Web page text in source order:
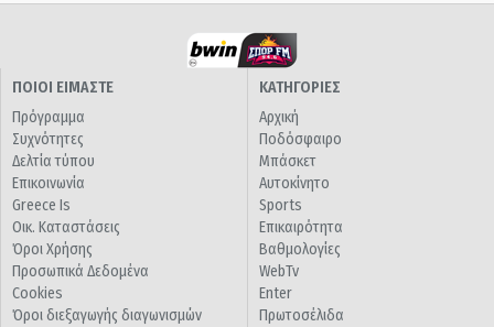
ΠΟΙΟΙ ΕΙΜΑΣΤΕ
Πρόγραμμα
Συχνότητες
Δελτία τύπου
Επικοινωνία
Greece Is
Οικ. Καταστάσεις
Όροι Χρήσης
Προσωπικά Δεδομένα
Cookies
Όροι διεξαγωγής διαγωνισμών
ΚΑΤΗΓΟΡΙΕΣ
Αρχική
Ποδόσφαιρο
Μπάσκετ
Αυτοκίνητο
Sports
Επικαιρότητα
Βαθμολογίες
WebTv
Enter
Πρωτοσέλιδα